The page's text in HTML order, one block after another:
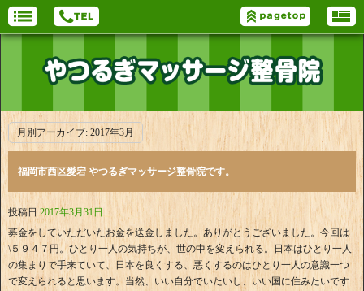
月別アーカイブ: 2017年3月
福岡市西区愛宕 やつるぎマッサージ整骨院です。
投稿日 2017年3月31日
募金をしていただいたお金を送金しました。ありがとうございました。今回は
\５９４７円。ひとり一人の気持ちが、世の中を変えられる。日本はひとり一人
の集まりで手来ていて、日本を良くする、悪くするのはひとり一人の意識一つ
で変えられると思います。当然、いい自分でいたいし、いい国に住みたいです